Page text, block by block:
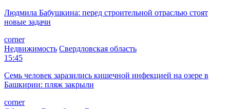
Людмила Бабушкина: перед строительной отраслью стоят
новые задачи
corner
Недвижимость Свердловская область
15:45
Семь человек заразились кишечной инфекцией на озере в
Башкирии: пляж закрыли
corner